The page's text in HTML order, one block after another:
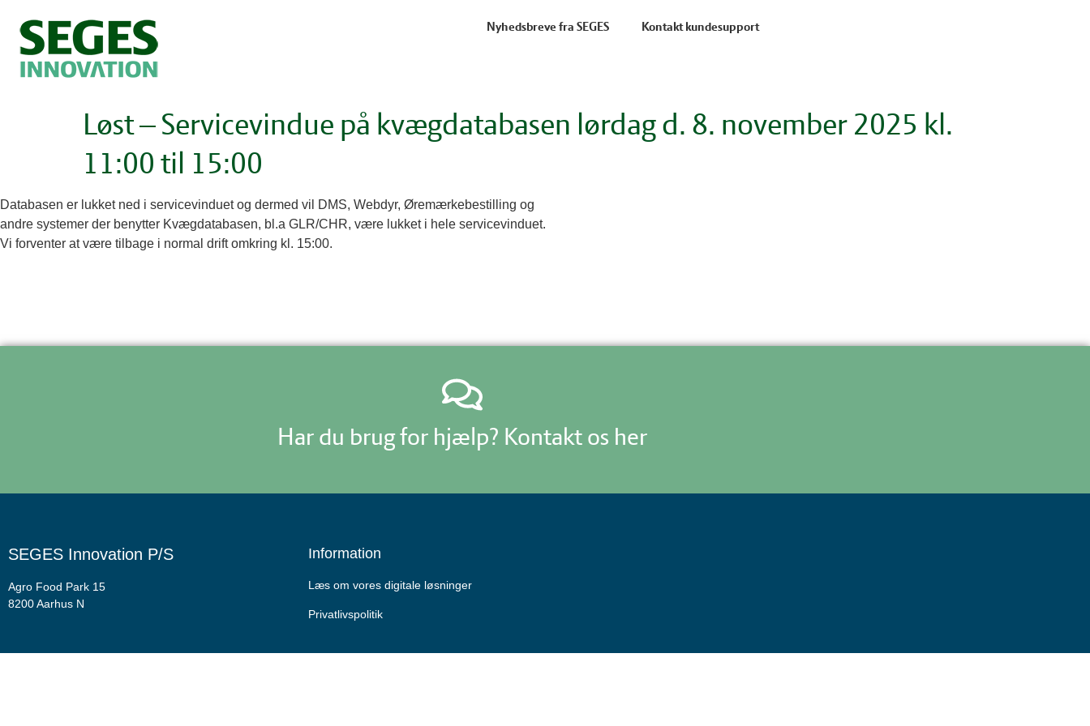
Nyhedsbreve fra SEGES Kontakt kundesupport
Løst – Servicevindue på kvægdatabasen lørdag d. 8. november 2025 kl.
11:00 til 15:00
Databasen er lukket ned i servicevinduet og dermed vil DMS, Webdyr, Øremærkebestilling og
andre systemer der benytter Kvægdatabasen, bl.a GLR/CHR, være lukket i hele servicevinduet.
Vi forventer at være tilbage i normal drift omkring kl. 15:00.
Har du brug for hjælp? Kontakt os her
SEGES Innovation P/S
Agro Food Park 15
8200 Aarhus N
Information
Læs om vores digitale løsninger
Privatlivspolitik